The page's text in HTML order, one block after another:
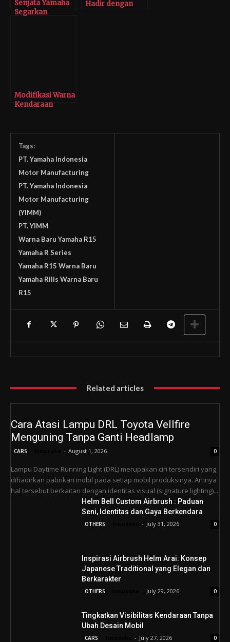
Senjata Yamaha
Segarkan
Hadir dengan
Modifikasi Warna
Kendaraan
Tags:
PT. Yamaha Indonesia
Motor Manufacturing
PT. Yamaha Indonesia
Motor Manufacturing
(YIMM)
PT. YIMM
Warna Baru Yamaha R15
Yamaha R Series
Yamaha R15 Warna Baru
Yamaha Rilis Warna Baru
R15
Related articles
Cara Atasi Lampu DRL Toyota Vellfire
Menguning Tanpa Ganti Headlamp
CARS - August 1, 2026 0
Lampu Daytime Running Light (DRL) merupakan ciri tersendiri yang
dihadirkan pabrikan mobil pada setiap mobil produksinya. Artinya
hal tersebut berkaitan dengan identitas visual (signature lighting)...
Helm Bell Custom Airbrush : Paduan
Seni, Identitas dan Gaya Berkendara
OTHERS - July 31, 2026 0
Inspirasi Airbrush Helm Arai: Konsep
Japanese Traditional yang Elegan dan
Berkarakter
OTHERS - July 29, 2026 0
Tingkatkan Visibilitas Kendaraan Tanpa
Ubah Desain Mobil
CARS - July 27, 2026 0